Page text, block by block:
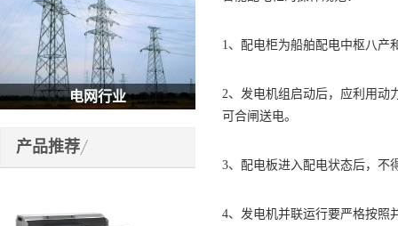
电网行业
产品推荐
1、配电柜为船舶配电中枢八产
2、发电机组启动后，应利用动
可合闸送电。
3、配电板进入配电状态后，不
4、发电机并联运行要严格按照